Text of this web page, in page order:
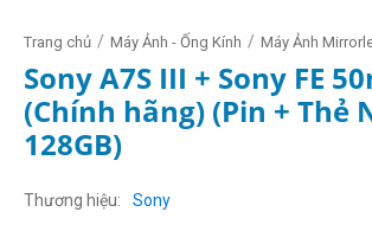
Trang chủ / Máy Ảnh - Ống Kính / Máy Ảnh
Sony A7S III + Sony FE
(Chính hãng) (Pin + Thẻ
128GB)
Thương hiệu Sony